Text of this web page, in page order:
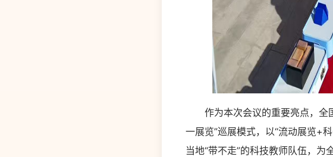
作为本次会议的重要亮点，全国
一展览”巡展模式，以“流动展览+
当地“带不走”的科技教师队伍，为